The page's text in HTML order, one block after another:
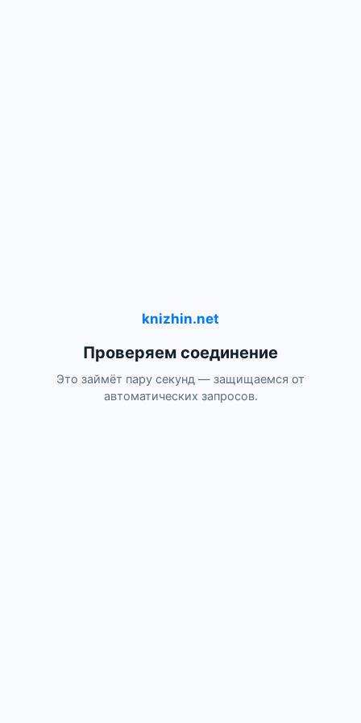
knizhin.net
Проверяем соединение
Это займёт пару секунд — защищаемся от
автоматических запросов.